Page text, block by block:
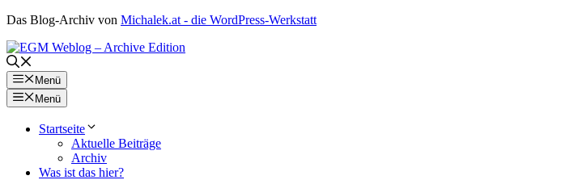
Zum
springen
Das Blog-Archiv von Michalek.at - die WordPress-Werkstatt
Menü
Menü
Startseite
Aktuelle Beiträge
Archiv
Was ist das hier?